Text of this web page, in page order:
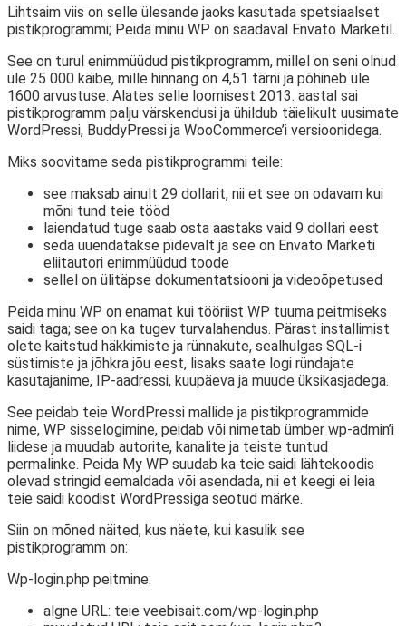
Lihtsaim viis on selle ülesande jaoks kasutada spetsiaalset
pistikprogrammi; Peida minu WP on saadaval Envato Marketil.
See on turul enimmüüdud pistikprogramm, millel on seni olnud
üle 25 000 käibe, mille hinnang on 4,51 tärni ja põhineb üle
1600 arvustuse. Alates selle loomisest 2013. aastal sai
pistikprogramm palju värskendusi ja ühildub täielikult uusimate
WordPressi, BuddyPressi ja WooCommerce’i versioonidega.
Miks soovitame seda pistikprogrammi teile:
see maksab ainult 29 dollarit, nii et see on odavam kui
mõni tund teie tööd
laiendatud tuge saab osta aastaks vaid 9 dollari eest
seda uuendatakse pidevalt ja see on Envato Marketi
eliitautori enimmüüdud toode
sellel on ülitäpse dokumentatsiooni ja videoõpetused
Peida minu WP on enamat kui tööriist WP tuuma peitmiseks
saidi taga; see on ka tugev turvalahendus. Pärast installimist
olete kaitstud häkkimiste ja rünnakute, sealhulgas SQL-i
süstimiste ja jõhkra jõu eest, lisaks saate logi ründajate
kasutajanime, IP-aadressi, kuupäeva ja muude üksikasjadega.
See peidab teie WordPressi mallide ja pistikprogrammide
nime, WP sisselogimine, peidab või nimetab ümber wp-admin’i
liidese ja muudab autorite, kanalite ja teiste tuntud
permalinke. Peida My WP suudab ka teie saidi lähtekoodis
olevad stringid eemaldada või asendada, nii et keegi ei leia
teie saidi koodist WordPressiga seotud märke.
Siin on mõned näited, kus näete, kui kasulik see
pistikprogramm on:
Wp-login.php peitmine:
algne URL: teie veebisait.com/wp-login.php